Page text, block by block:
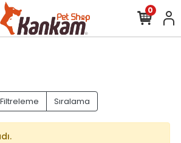
0
Filtreleme Sıralama